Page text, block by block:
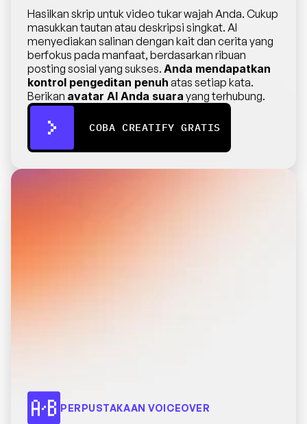
Hasilkan skrip untuk video tukar wajah Anda. Cukup
masukkan tautan atau deskripsi singkat. AI
menyediakan salinan dengan kait dan cerita yang
berfokus pada manfaat, berdasarkan ribuan
posting sosial yang sukses. Anda mendapatkan
kontrol pengeditan penuh atas setiap kata.
Berikan avatar AI Anda suara yang terhubung.
COBA CREATIFY GRATIS
PERPUSTAKAAN VOICEOVER